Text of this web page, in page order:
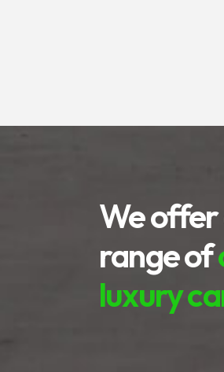
We
range of
luxury